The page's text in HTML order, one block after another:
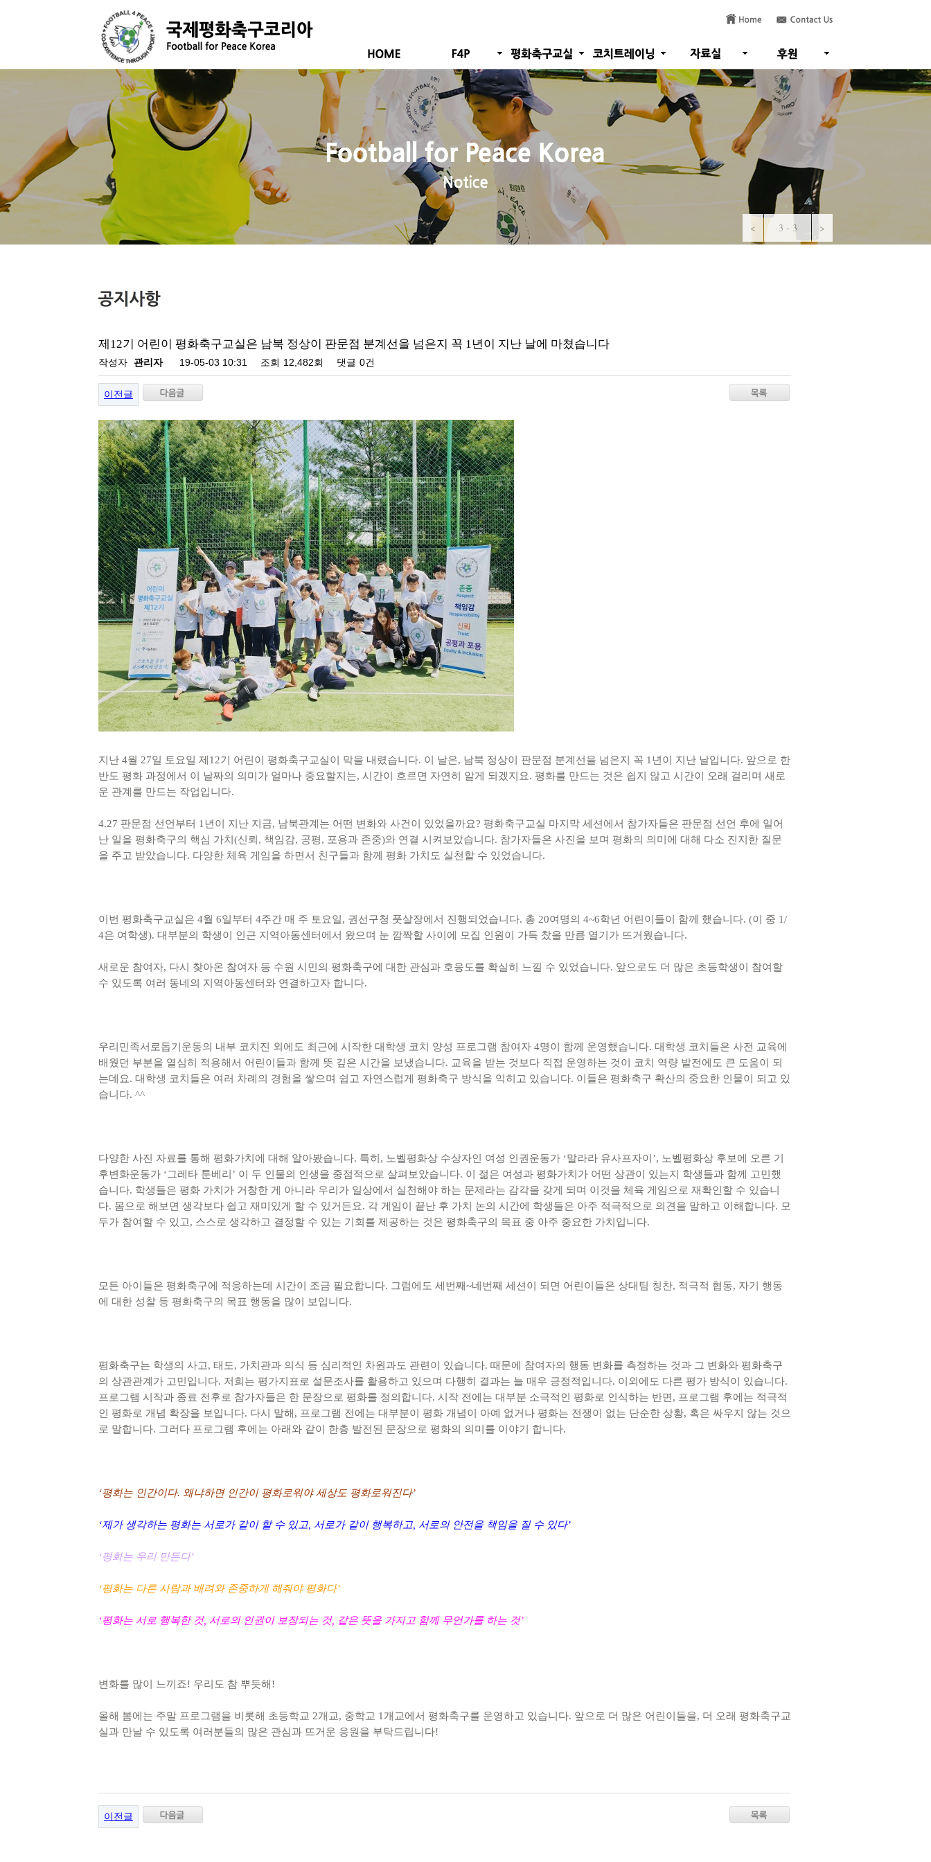
3 - 3
< >
제12기 어린이 평화축구교실은 남북 정상이 판문점 분계선을 넘은지 꼭 1년이 지난 날에 마쳤습니다
작성자 관리자 19-05-03 10:31 조회 12,482회 댓글 0건
이전글
지난 4월 27일 토요일 제12기 어린이 평화축구교실이 막을 내렸습니다. 이 날은, 남북 정상이 판문점 분계선을 넘은지 꼭 1년이 지난 날입니다. 앞으로 한
반도 평화 과정에서 이 날짜의 의미가 얼마나 중요할지는, 시간이 흐르면 자연히 알게 되겠지요. 평화를 만드는 것은 쉽지 않고 시간이 오래 걸리며 새로
운 관계를 만드는 작업입니다.
4.27 판문점 선언부터 1년이 지난 지금, 남북관계는 어떤 변화와 사건이 있었을까요? 평화축구교실 마지막 세션에서 참가자들은 판문점 선언 후에 일어
난 일을 평화축구의 핵심 가치(신뢰, 책임감, 공평, 포용과 존중)와 연결 시켜보았습니다. 참가자들은 사진을 보며 평화의 의미에 대해 다소 진지한 질문
을 주고 받았습니다. 다양한 체육 게임을 하면서 친구들과 함께 평화 가치도 실천할 수 있었습니다.
이번 평화축구교실은 4월 6일부터 4주간 매 주 토요일, 권선구청 풋살장에서 진행되었습니다. 총 20여명의 4~6학년 어린이들이 함께 했습니다. (이 중 1/
4은 여학생). 대부분의 학생이 인근 지역아동센터에서 왔으며 눈 깜짝할 사이에 모집 인원이 가득 찼을 만큼 열기가 뜨거웠습니다.
새로운 참여자, 다시 찾아온 참여자 등 수원 시민의 평화축구에 대한 관심과 호응도를 확실히 느낄 수 있었습니다. 앞으로도 더 많은 초등학생이 참여할
수 있도록 여러 동네의 지역아동센터와 연결하고자 합니다.
우리민족서로돕기운동의 내부 코치진 외에도 최근에 시작한 대학생 코치 양성 프로그램 참여자 4명이 함께 운영했습니다. 대학생 코치들은 사전 교육에
배웠던 부분을 열심히 적용해서 어린이들과 함께 뜻 깊은 시간을 보냈습니다. 교육을 받는 것보다 직접 운영하는 것이 코치 역량 발전에도 큰 도움이 되
는데요. 대학생 코치들은 여러 차례의 경험을 쌓으며 쉽고 자연스럽게 평화축구 방식을 익히고 있습니다. 이들은 평화축구 확산의 중요한 인물이 되고 있
습니다. ^^
다양한 사진 자료를 통해 평화가치에 대해 알아봤습니다. 특히, 노벨평화상 수상자인 여성 인권운동가 ‘말라라 유사프자이’, 노벨평화상 후보에 오른 기
후변화운동가 ‘그레타 툰베리’ 이 두 인물의 인생을 중점적으로 살펴보았습니다. 이 젊은 여성과 평화가치가 어떤 상관이 있는지 학생들과 함께 고민했
습니다. 학생들은 평화 가치가 거창한 게 아니라 우리가 일상에서 실천해야 하는 문제라는 감각을 갖게 되며 이것을 체육 게임으로 재확인할 수 있습니
다. 몸으로 해보면 생각보다 쉽고 재미있게 할 수 있거든요. 각 게임이 끝난 후 가치 논의 시간에 학생들은 아주 적극적으로 의견을 말하고 이해합니다. 모
두가 참여할 수 있고, 스스로 생각하고 결정할 수 있는 기회를 제공하는 것은 평화축구의 목표 중 아주 중요한 가치입니다.
모든 아이들은 평화축구에 적응하는데 시간이 조금 필요합니다. 그럼에도 세번째~네번째 세션이 되면 어린이들은 상대팀 칭찬, 적극적 협동, 자기 행동
에 대한 성찰 등 평화축구의 목표 행동을 많이 보입니다.
평화축구는 학생의 사고, 태도, 가치관과 의식 등 심리적인 차원과도 관련이 있습니다. 때문에 참여자의 행동 변화를 측정하는 것과 그 변화와 평화축구
의 상관관계가 고민입니다. 저희는 평가지표로 설문조사를 활용하고 있으며 다행히 결과는 늘 매우 긍정적입니다. 이외에도 다른 평가 방식이 있습니다.
프로그램 시작과 종료 전후로 참가자들은 한 문장으로 평화를 정의합니다. 시작 전에는 대부분 소극적인 평화로 인식하는 반면, 프로그램 후에는 적극적
인 평화로 개념 확장을 보입니다. 다시 말해, 프로그램 전에는 대부분이 평화 개념이 아예 없거나 평화는 전쟁이 없는 단순한 상황, 혹은 싸우지 않는 것으
로 말합니다. 그러다 프로그램 후에는 아래와 같이 한층 발전된 문장으로 평화의 의미를 이야기 합니다.
‘평화는 인간이다. 왜냐하면 인간이 평화로워야 세상도 평화로워진다’
‘제가 생각하는 평화는 서로가 같이 할 수 있고 서로가 같이 행복하고 서로의 안전을 책임을 질 수 있다’
‘평화는 우리 만든다’
‘평화는 다른 사람과 배려와 존중하게 해줘야 평화다’
‘평화는 서로 행복한 것, 서로의 인권이 보장되는 것, 같은 뜻을 가지고 함께 무언가를 하는 것’
변화를 많이 느끼죠! 우리도 참 뿌듯해!
올해 봄에는 주말 프로그램을 비롯해 초등학교 2개교, 중학교 1개교에서 평화축구를 운영하고 있습니다. 앞으로 더 많은 어린이들을, 더 오래 평화축구교
실과 만날 수 있도록 여러분들의 많은 관심과 뜨거운 응원을 부탁드립니다!
이전글